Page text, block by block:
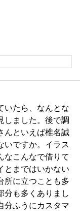
いたら、なんとな
しました。後で調
んといえば椎名誠
いですか。イラス
なこんなで借りて
とまではいかない
所に立つことも多
分も多くありまし
分ふうにカスタマ